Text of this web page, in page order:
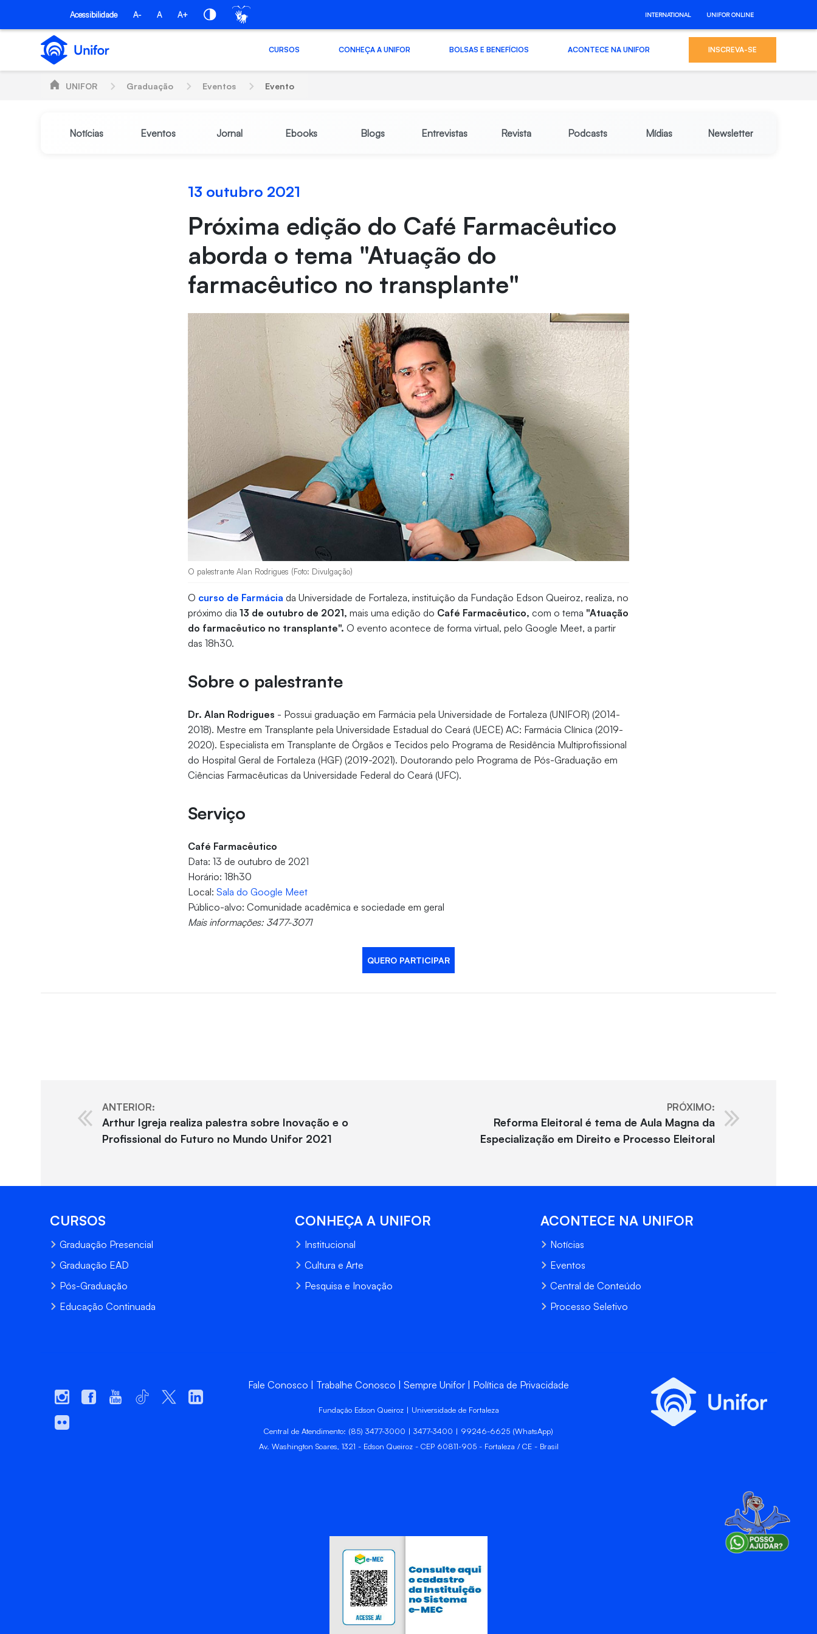
Pular para o Conteúdo principal
Acessibilidade A- A A+ INTERNATIONAL UNIFOR ONLINE
CURSOS CONHEÇA A UNIFOR BOLSAS E BENEFÍCIOS ACONTECE NA UNIFOR INSCREVA-SE
UNIFOR Graduação Eventos Evento
Notícias Eventos Jornal Ebooks Blogs Entrevistas Revista Podcasts Mídias Newsletter
13 outubro 2021
Próxima edição do Café Farmacêutico
aborda o tema "Atuação do
farmacêutico no transplante"
O palestrante Alan Rodrigues (Foto: Divulgação)
O curso de Farmácia da Universidade de Fortaleza, instituição da Fundação Edson Queiroz, realiza, no
próximo dia13 de outubro de 2021, mais uma edição do Café Farmacêutico, com o tema "Atuação
do farmacêutico no transplante". O evento acontece de forma virtual, pelo Google Meet, a partir
das 18h30.
Sobre o palestrante
Dr. Alan Rodrigues - Possui graduação em Farmácia pela Universidade de Fortaleza (UNIFOR) (2014-
2018). Mestre em Transplante pela Universidade Estadual do Ceará (UECE) AC: Farmácia Clínica (2019-
2020). Especialista em Transplante de Órgãos e Tecidos pelo Programa de Residência Multiprofissional
do Hospital Geral de Fortaleza (HGF) (2019-2021). Doutorando pelo Programa de Pós-Graduação em
Ciências Farmacêuticas da Universidade Federal do Ceará (UFC).
Serviço
Café Farmacêutico
Data: 13 de outubro de 2021
Horário: 18h30
Local:Sala do Google Meet
Público-alvo: Comunidade acadêmica e sociedade em geral
Mais informações: 3477-3071
QUERO PARTICIPAR
ANTERIOR:
Arthur Igreja realiza palestra sobre Inovação e o
Profissional do Futuro no Mundo Unifor 2021
PRÓXIMO:
Reforma Eleitoral é tema de Aula Magna da
Especialização em Direito e Processo Eleitoral
CURSOS
Graduação Presencial
Graduação EAD
Pós-Graduação
Educação Continuada
CONHEÇA A UNIFOR
Institucional
Cultura e Arte
Pesquisa e Inovação
ACONTECE NA UNIFOR
Notícias
Eventos
Central de Conteúdo
Processo Seletivo
Fale Conosco Trabalhe Conosco Sempre Unifor Política de Privacidade
Fundação Edson Queiroz | Universidade de Fortaleza
Central de Atendimento: (85) 3477-3000 | 3477-3400 | 99246-6625 (WhatsApp)
Av. Washington Soares, 1321 - Edson Queiroz - CEP 60811-905 - Fortaleza / CE - Brasil